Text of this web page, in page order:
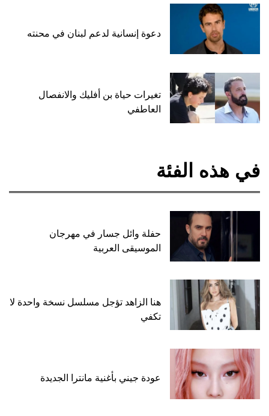
دعوة إنسانية لدعم لبنان في محنته
تغيرات حياة بن أفليك والانفصال
العاطفي
في هذه الفئة
حفلة وائل جسار في مهرجان
الموسيقى العربية
هنا الزاهد تؤجل مسلسل نسخة واحدة لا
تكفي
عودة جيني بأغنية مانترا الجديدة